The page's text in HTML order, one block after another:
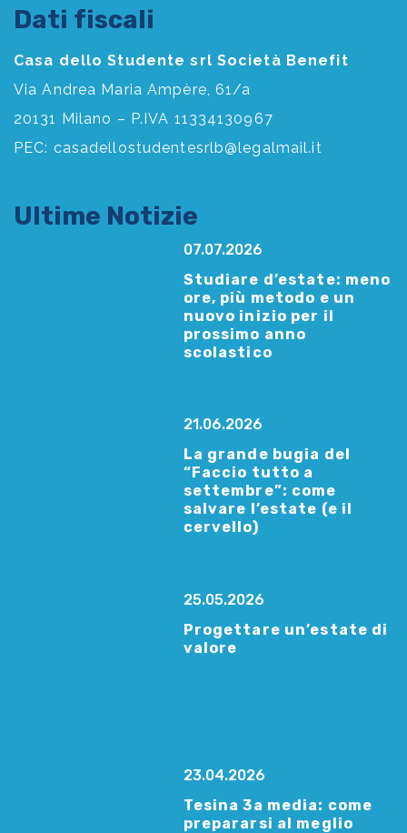
Dati fiscali
Casa dello Studente srl Società Benefit
Via Andrea Maria Ampère, 61/a
20131 Milano – P.IVA 11334130967
PEC: casadellostudentesrlb@legalmail.it
Ultime Notizie
07.07.2026
Studiare d’estate: meno
ore, più metodo e un
nuovo inizio per il
prossimo anno
scolastico
21.06.2026
La grande bugia del
“Faccio tutto a
settembre”: come
salvare l’estate (e il
cervello)
25.05.2026
Progettare un’estate di
valore
23.04.2026
Tesina 3a media: come
prepararsi al meglio